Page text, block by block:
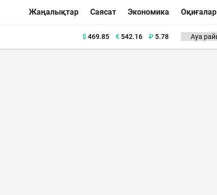
Жаңалықтар Саясат Экономика Оқиғалар
$469.85 €542.16 ₽ 5.78